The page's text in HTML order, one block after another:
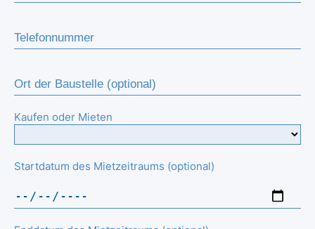
Kaufen oder Mieten
Startdatum des Mietzeitraums (optional)